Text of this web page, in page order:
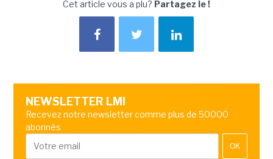
Cet article vous a plu? Partagez le !
NEWSLETTER LMI
Recevez notre newsletter comme plus de 50000
abonnés
OK